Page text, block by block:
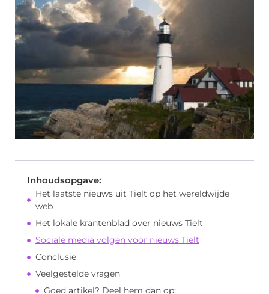
Inhoudsopgave:
Het laatste nieuws uit Tielt op het wereldwijde
web
Het lokale krantenblad over nieuws Tielt
Sociale media volgen voor nieuws Tielt
Conclusie
Veelgestelde vragen
Goed artikel? Deel hem dan op: